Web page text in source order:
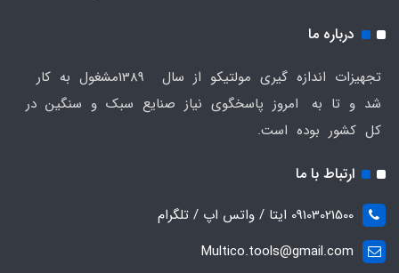
درباره ما
تجهیزات اندازه گیری مولتیکو از سال 1389مشغول به کار
شد و تا به امروز پاسخگوی نیاز صنایع سبک و سنگین در
کل کشور بوده است.
ارتباط با ما
09103021500 ایتا / واتس اپ / تلگرام
Multico.tools@gmail.com